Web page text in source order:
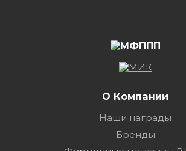
О Компании
Наши награды
Бренды